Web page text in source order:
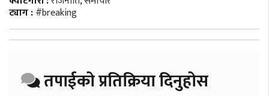
ट्याग :#breaking
तपाईको प्रतिक्रिया दिनुहोस